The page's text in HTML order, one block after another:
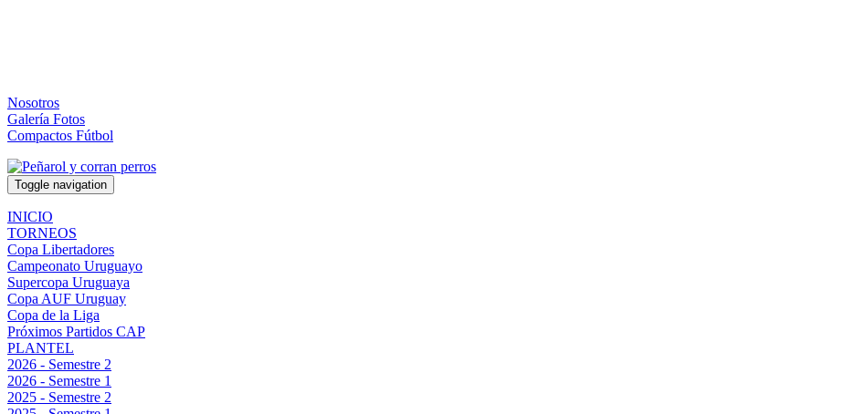
Nosotros
Galería Fotos
Compactos Fútbol
Toggle navigation
INICIO
TORNEOS
Copa Libertadores
Campeonato Uruguayo
Supercopa Uruguaya
Copa AUF Uruguay
Copa de la Liga
Próximos Partidos CAP
PLANTEL
2026 - Semestre 2
2026 - Semestre 1
2025 - Semestre 2